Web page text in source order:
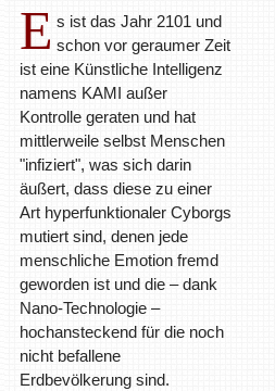
E s ist das Jahr 2101 und
schon vor geraumer Zeit
ist eine Künstliche Intelligenz
namens KAMI außer
Kontrolle geraten und hat
mittlerweile selbst Menschen
"infiziert", was sich darin
äußert, dass diese zu einer
Art hyperfunktionaler Cyborgs
mutiert sind, denen jede
menschliche Emotion fremd
geworden ist und die – dank
Nano-Technologie –
hochansteckend für die noch
nicht befallene
Erdbevölkerung sind.